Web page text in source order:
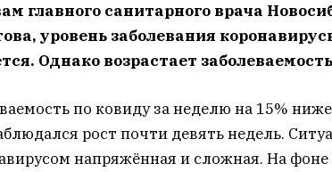
главного санитарного врача
уровень заболевания
Однако возрастает
по ковиду за неделю на 15%
рост почти девять недель.
напряжённая и сложная. На